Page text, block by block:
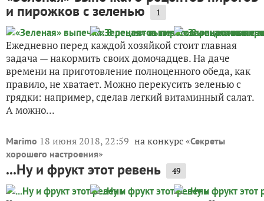
и пирожков с зеленью 1
Ежедневно перед каждой хозяйкой стоит главная
задача — накормить своих домочадцев. На даче
времени на приготовление полноценного обеда, как
правило, не хватает. Можно перекусить зеленью с
грядки: например, сделав легкий витаминный салат.
А можно...
Marimo 18 июня 2018, 22:59 на конкурс «Секреты
хорошего настроения»
...Ну и фрукт этот ревень 49